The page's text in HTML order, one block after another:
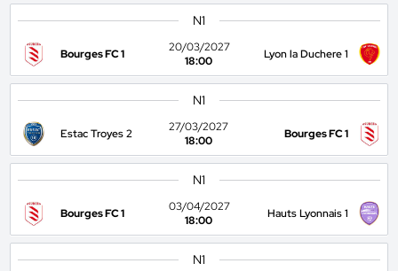
N1
Bourges FC 1
20/03/2027
18:00
Lyon la Duchere 1
N1
Estac Troyes 2
27/03/2027
18:00
Bourges FC 1
N1
Bourges FC 1
03/04/2027
18:00
Hauts Lyonnais 1
N1